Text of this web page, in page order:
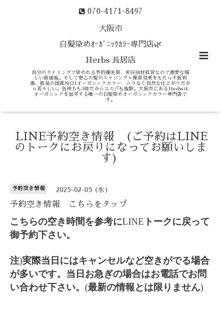
070-4171-8497
大阪市
白髪染めｵｰｶﾞﾆｯｸｶﾗｰ専門店🌿
Herbs 長居店
自分のタイミングで染めれる予約優先制、美容商材直営なので激安な嬉
しい低価格。そして安心の髪のエイジング＋保湿効果をもたらす低刺
激、低臭の国産ＮＯ1オーガニックカラー ムラなく自然な仕上がりだか
ら若々しい。色持ちも3倍だからコスパも抜群。大阪市にあるHerbsは
オーガニックを加学する唯一の白髪染めオーガニックカラー専門店で
す。
LINE予約空き情報 (ご予約はLINE
のトークにお戻りになってお願いしま
す)
予約空き情報 2025-02-05 (水)
予約空き情報 こちらをタップ
こちらの空き時間を参考にLINE トークに戻って
御予約下さい。
注)実際当日にはキャンセルなど空きがでる場合
が多いです。当日お急ぎの場合はお電話でお問
い合わせ下さい。 (最新の情報とは限りません)